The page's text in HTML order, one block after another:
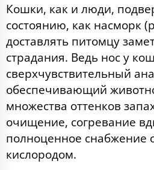
Кошки, как и люди,
состоянию, как насморк
доставлять питомцу
страдания. Ведь нос у
сверхчувствительный
обеспечивающий
множества оттенков
очищение, согревание
полноценное снабжение
кислородом.